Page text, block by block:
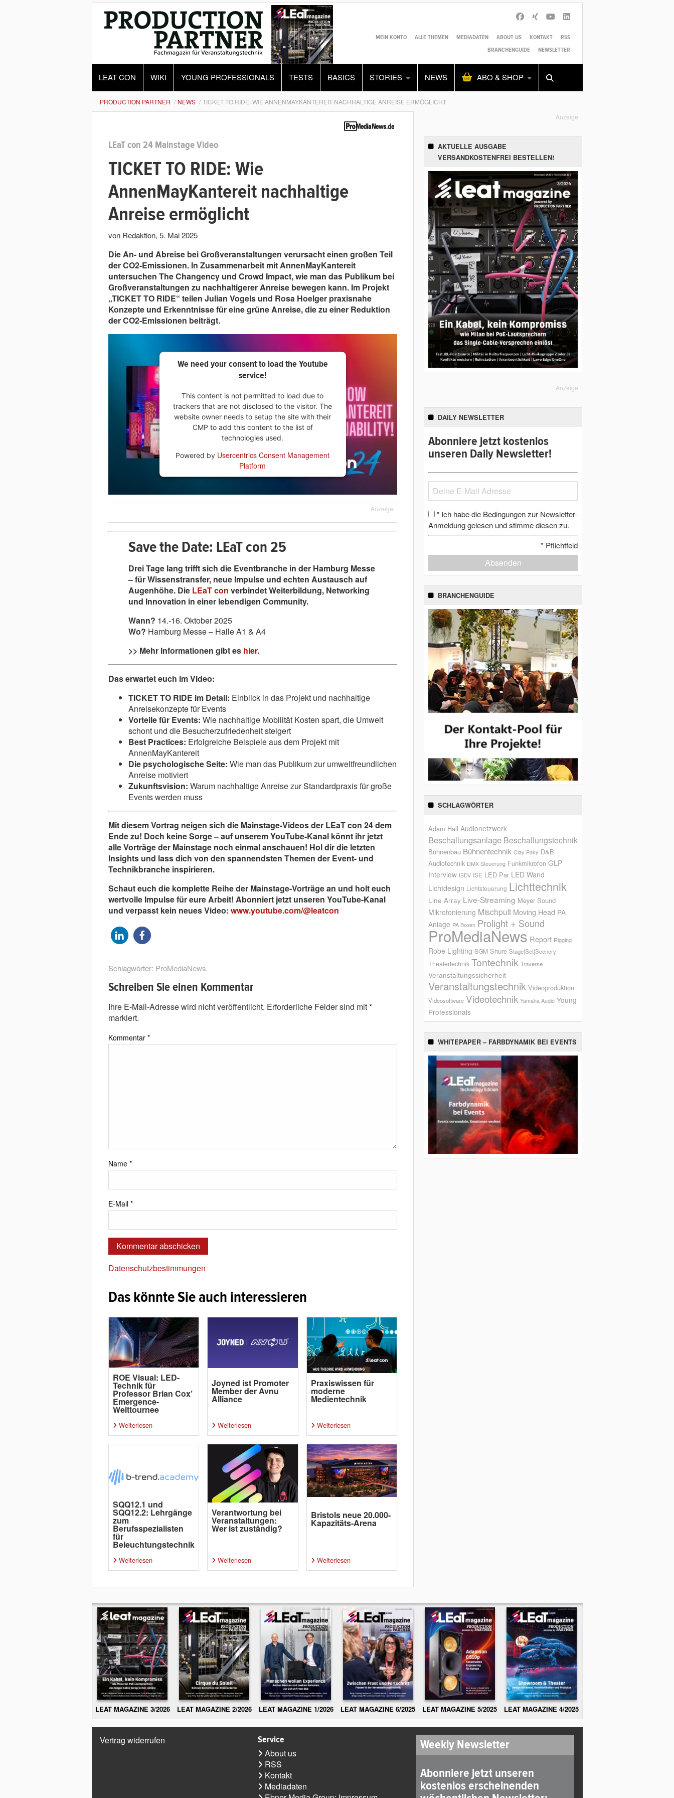
MEIN KONTO ALLE THEMEN MEDIADATEN ABOUT US KONTAKT
RSS
BRANCHENGUIDE
NEWSLETTER
LEAT CON WIKI YOUNG PROFESSIONALS TESTS BASICS STORIES NEWS ABO & SHOP
Alles Shop SUCHEN
PRODUCTION PARTNER NEWS TICKET TO RIDE: WIE ANNENMAYKANTEREIT NACHHALTIGE ANREISE ERMÖGLICHT
LEaT con 24 Mainstage Video
TICKET TO RIDE: Wie
AnnenMayKantereit nachhaltige
Anreise ermöglicht
von Redaktion, 5. Mai 2025
Die An- und Abreise bei Großveranstaltungen verursacht einen großen Teil
der CO2-Emissionen. In Zusammenarbeit mit AnnenMayKantereit
untersuchen The Changency und Crowd Impact, wie man das Publikum bei
Großveranstaltungen zu nachhaltigerer Anreise bewegen kann. Im Projekt
„TICKET TO RIDE“ teilen Julian Vogels und Rosa Hoelger praxisnahe
Konzepte und Erkenntnisse für eine grüne Anreise, die zu einer Reduktion
der CO2-Emissionen beiträgt.
We need your consent to load the Youtube
service!
This content is not permitted to load due to
trackers that are not disclosed to the visitor. The
website owner needs to setup the site with their
CMP to add this content to the list of
technologies used.
Powered by Usercentrics Consent Management
Platform
Anzeige
Save the Date: LEaT con 25
Drei Tage lang trifft sich die Eventbranche in der Hamburg Messe
– für Wissenstransfer, neue Impulse und echten Austausch auf
Augenhöhe. Die LEaT con verbindet Weiterbildung, Networking
und Innovation in einer lebendigen Community.
Wann? 14.-16. Oktober 2025
Wo? Hamburg Messe – Halle A1 & A4
>> Mehr Informationen gibt es hier.
Das erwartet euch im Video:
TICKET TO RIDE im Detail: Einblick in das Projekt und nachhaltige
Anreisekonzepte für Events
Vorteile für Events: Wie nachhaltige Mobilität Kosten spart, die Umwelt
schont und die Besucherzufriedenheit steigert
Best Practices: Erfolgreiche Beispiele aus dem Projekt mit
AnnenMayKantereit
Die psychologische Seite: Wie man das Publikum zur umweltfreundlichen
Anreise motiviert
Zukunftsvision: Warum nachhaltige Anreise zur Standardpraxis für große
Events werden muss
Mit diesem Vortrag neigen sich die Mainstage-Videos der LEaT con 24 dem
Ende zu! Doch keine Sorge – auf unserem YouTube-Kanal könnt ihr jetzt
alle Vorträge der Mainstage noch einmal anschauen! Hol dir die letzten
Insights und lass dich von den spannendsten Themen der Event- und
Technikbranche inspirieren.
Schaut euch die komplette Reihe der Mainstage-Vorträge an und holt euch
wertvolle Impulse für eure Arbeit! Abonniert jetzt unseren YouTube-Kanal
und verpasst kein neues Video: www.youtube.com/@leatcon
Schlagwörter: ProMediaNews
Schreiben Sie einen Kommentar
Ihre E-Mail-Adresse wird nicht veröffentlicht. Erforderliche Felder sind mit*
markiert.
Kommentar *
Name *
E-Mail *
Datenschutzbestimmungen
Das könnte Sie auch interessieren
ROE Visual: LED-
Technik für
Professor Brian Cox’
Emergence-
Welttournee
Weiterlesen
Joyned ist Promoter
Member der Avnu
Alliance
Weiterlesen
Praxiswissen für
moderne
Medientechnik
Weiterlesen
SQQ12.1 und
SQQ12.2: Lehrgänge
zum
Berufsspezialisten
für
Beleuchtungstechnik
Weiterlesen
Verantwortung bei
Veranstaltungen:
Wer ist zuständig?
Weiterlesen
Bristols neue 20.000-
Kapazitäts-Arena
Weiterlesen
Anzeige
AKTUELLE AUSGABE
VERSANDKOSTENFREI BESTELLEN!
Anzeige
DAILY NEWSLETTER
Abonniere jetzt kostenlos
unseren Daily Newsletter!
* Ich habe die Bedingungen zur Newsletter-
Anmeldung gelesen und stimme diesen zu.
* Pflichtfeld
Absenden
BRANCHENGUIDE
SCHLAGWÖRTER
Adam Hall Audionetzwerk
Beschallungsanlage Beschallungstechnik
Bühnenbau Bühnentechnik Clay Paky D&B
Audiotechnik DMX Steuerung Funkmikrofon GLP
Interview ISDV ISE LED Par LED Wand
Lichtdesign Lichtsteuerung Lichttechnik
Line Array Live-Streaming Meyer Sound
Mikrofonierung Mischpult Moving Head PA
Anlage PA Boxen Prolight + Sound
ProMediaNews Report Rigging
Robe Lighting SGM Shure Stage|Set|Scenery
Theatertechnik Tontechnik Traverse
Veranstaltungssicherheit
Veranstaltungstechnik Videoproduktion
Videosoftware Videotechnik Yamaha Audio Young
Professionals
WHITEPAPER – FARBDYNAMIK BEI EVENTS
LEAT MAGAZINE 3/2026 LEAT MAGAZINE 2/2026 LEAT MAGAZINE 1/2026 LEAT MAGAZINE 6/2025 LEAT MAGAZINE 5/2025 LEAT MAGAZINE 4/2025
Vertrag widerrufen Service
About us
RSS
Kontakt
Mediadaten
Weekly Newsletter
Abonniere jetzt unseren
kostenlos erscheinenden